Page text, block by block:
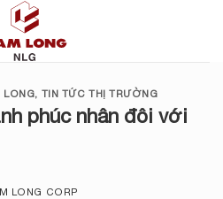
LONG, TIN TỨC THỊ TRƯỜNG
phúc nhân đôi với
LONG CORP